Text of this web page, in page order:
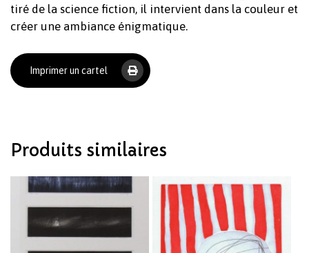
tiré de la science fiction, il intervient dans la couleur et
créer une ambiance énigmatique.
Imprimer un cartel
Produits similaires